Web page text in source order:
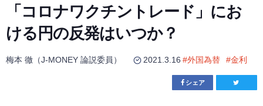
「コロナワクチントレード」にお
ける円の反発はいつか？
梅本 徹（J-MONEY 論説委員） 2021.3.16 #外国為替 #金利
シェア